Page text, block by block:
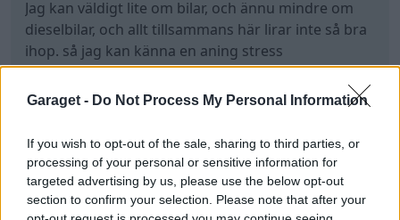
Garaget - Do Not Process My Personal Information
If you wish to opt-out of the sale, sharing to third parties, or
processing of your personal or sensitive information for
targeted advertising by us, please use the below opt-out
section to confirm your selection. Please note that after your
Jag kan väldigt lite om bilar, och ännu mindre om
dieselbilar, och allt tillsammans här lirar inte så bra
ihop. så jag kan känna en aning stress
överhängande. så ber om ursäkt om mina inlägg
verkar röriga.
det för att beskriva vad vi har att jobba med.
Aktuell felkod:
***The P0116 code is a warning that there is an